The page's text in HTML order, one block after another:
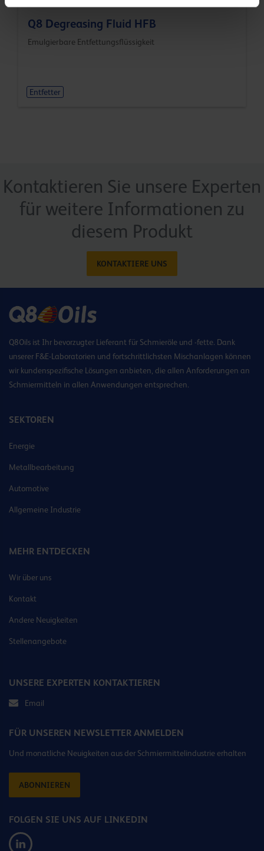
Q8 Degreasing Fluid HFB
Emulgierbare Entfettungsflüssigkeit
Entfetter
Kontaktieren Sie unsere Experten
für weitere Informationen zu
diesem Produkt
KONTAKTIERE UNS
Q8Oils ist Ihr bevorzugter Lieferant für Schmieröle und -fette. Dank
unserer F&E-Laboratorien und fortschrittlichsten Mischanlagen können
wir kundenspezifische Lösungen anbieten, die allen Anforderungen an
Schmiermitteln in allen Anwendungen entsprechen.
SEKTOREN
Energie
Metallbearbeitung
Automotive
Allgemeine Industrie
MEHR ENTDECKEN
Wir über uns
Kontakt
Andere Neuigkeiten
Stellenangebote
UNSERE EXPERTEN KONTAKTIEREN
Email
FÜR UNSEREN NEWSLETTER ANMELDEN
Und monatliche Neuigkeiten aus der Schmiermittelindustrie erhalten
ABONNIEREN
FOLGEN SIE UNS AUF LINKEDIN